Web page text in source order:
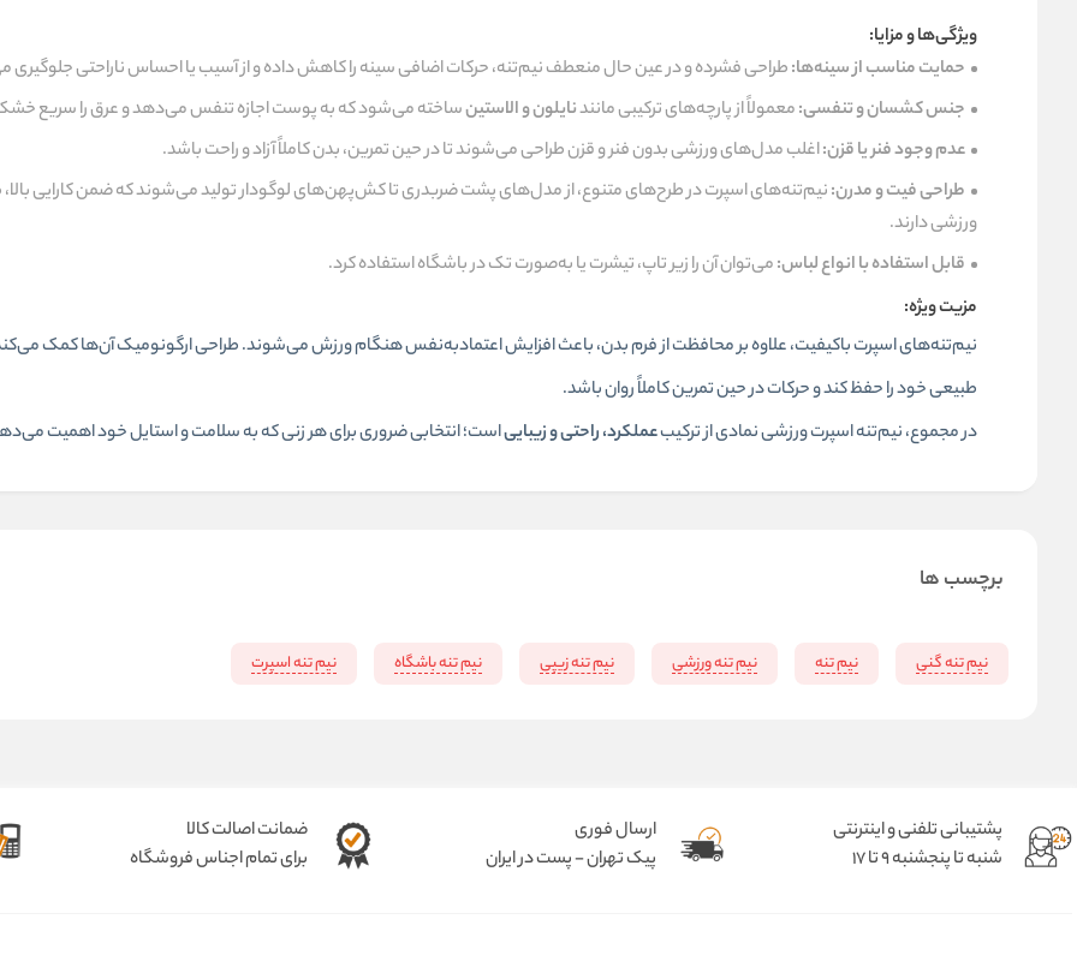
ویژگی‌ها و مزایا:
حمایت مناسب از سینه‌ها:طراحی فشرده و در عین حال منعطف نیم‌تنه، حرکات اضافی سینه را کاهش داده و از آسیب یا احساس ناراحتی جلوگیری
جنس کشسان و تنفسی:معمولاً از پارچه‌های ترکیبی مانندنایلون و الاستینساخته می‌شود که به پوست اجازه تنفس می‌دهد و عرق را سریع
عدم وجود فنر یا قزن:اغلب مدل‌های ورزشی بدون فنر و قزن طراحی می‌شوند تا در حین تمرین، بدن کاملاً آزاد و راحت باشد.
طراحی فیت و مدرن:نیم‌تنه‌های اسپرت در طرح‌های متنوع، از مدل‌های پشت ضربدری تا کش‌پهن‌های لوگودار تولید می‌شوند که ضمن کارایی
ورزشی دارند.
قابل استفاده با انواع لباس:می‌توان آن را زیر تاپ، تیشرت یا به‌صورت تک در باشگاه استفاده کرد.
مزیت ویژه:
نیم‌تنه‌های اسپرت باکیفیت، علاوه بر محافظت از فرم بدن، باعث افزایش اعتمادبه‌نفس هنگام ورزش می‌شوند. طراحی ارگونومیک آن‌ها کمک
طبیعی خود را حفظ کند و حرکات در حین تمرین کاملاً روان باشد.
در مجموع، نیم‌تنه اسپرت ورزشی نمادی از ترکیبعملکرد، راحتی و زیباییاست؛ انتخابی ضروری برای هر زنی که به سلامت و استایل خود اهمیت
برچسب ها
نیم تنه گنی نیم تنه نیم تنه ورزشی نیم تنه زیپی نیم تنه باشگاه نیم تنه اسپرت
پشتیبانی تلفنی و اینترنتی
شنبه تا پنجشنبه 9 تا 17
ارسال فوری
پیک تهران - پست در ایران
ضمانت اصالت کالا
برای تمام اجناس فروشگاه